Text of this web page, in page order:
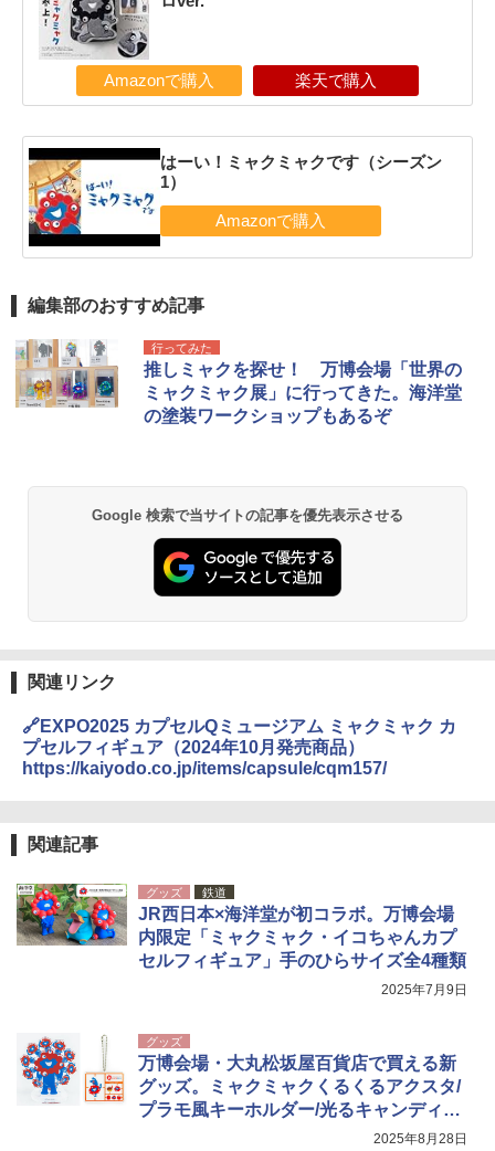
Amazonで購入 楽天で購入
はーい！ミャクミャクです（シーズン
1）
編集部のおすすめ記事
行ってみた
推しミャクを探せ！ 万博会場「世界の
ミャクミャク展」に行ってきた。海洋堂
の塗装ワークショップもあるぞ
Google 検索で当サイトの記事を優先表示させる
関連リンク
🔗EXPO2025 カプセルQミュージアム ミャクミャク カ
プセルフィギュア（2024年10月発売商品）
https://kaiyodo.co.jp/items/capsule/cqm157/
関連記事
グッズ 鉄道
JR西日本×海洋堂が初コラボ。万博会場
内限定「ミャクミャク・イコちゃんカプ
セルフィギュア」手のひらサイズ全4種類
2025年7月9日
グッズ
万博会場・大丸松坂屋百貨店で買える新
グッズ。ミャクミャクくるくるアクスタ/
プラモ風キーホルダー/光るキャンディほ
2025年8月28日